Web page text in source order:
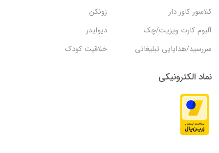
کلاسور کاور دار
زونکن
آلبوم کارت ویزیت/چک
دیوایدر
سررسید/هدایایی تبلیغاتی
خلاقیت کودک
نماد الکترونیکی